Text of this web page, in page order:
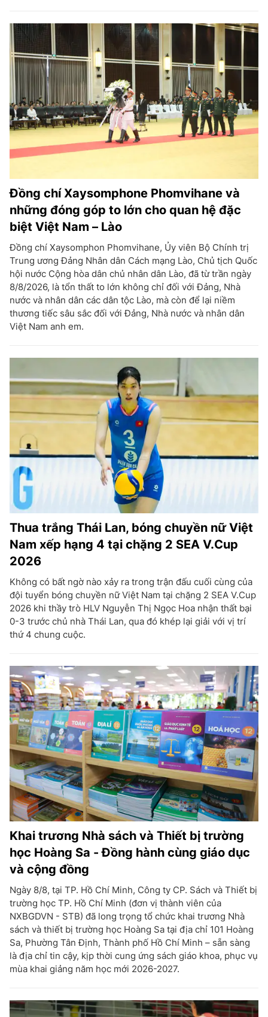
Đồng chí Xaysomphone Phomvihane và
những đóng góp to lớn cho quan hệ đặc
biệt Việt Nam – Lào
Đồng chí Xaysomphon Phomvihane, Ủy viên Bộ Chính trị
Trung ương Đảng Nhân dân Cách mạng Lào, Chủ tịch Quốc
hội nước Cộng hòa dân chủ nhân dân Lào, đã từ trần ngày
8/8/2026, là tổn thất to lớn không chỉ đối với Đảng, Nhà
nước và nhân dân các dân tộc Lào, mà còn để lại niềm
thương tiếc sâu sắc đối với Đảng, Nhà nước và nhân dân
Việt Nam anh em.
Thua trắng Thái Lan, bóng chuyền nữ Việt
Nam xếp hạng 4 tại chặng 2 SEA V.Cup
2026
Không có bất ngờ nào xảy ra trong trận đấu cuối cùng của
đội tuyển bóng chuyền nữ Việt Nam tại chặng 2 SEA V.Cup
2026 khi thầy trò HLV Nguyễn Thị Ngọc Hoa nhận thất bại
0-3 trước chủ nhà Thái Lan, qua đó khép lại giải với vị trí
thứ 4 chung cuộc.
Khai trương Nhà sách và Thiết bị trường
học Hoàng Sa - Đồng hành cùng giáo dục
và cộng đồng
Ngày 8/8, tại TP. Hồ Chí Minh, Công ty CP. Sách và Thiết bị
trường học TP. Hồ Chí Minh (đơn vị thành viên của
NXBGDVN - STB) đã long trọng tổ chức khai trương Nhà
sách và thiết bị trường học Hoàng Sa tại địa chỉ 101 Hoàng
Sa, Phường Tân Định, Thành phố Hồ Chí Minh – sẵn sàng
là địa chỉ tin cậy, kịp thời cung ứng sách giáo khoa, phục vụ
mùa khai giảng năm học mới 2026-2027.